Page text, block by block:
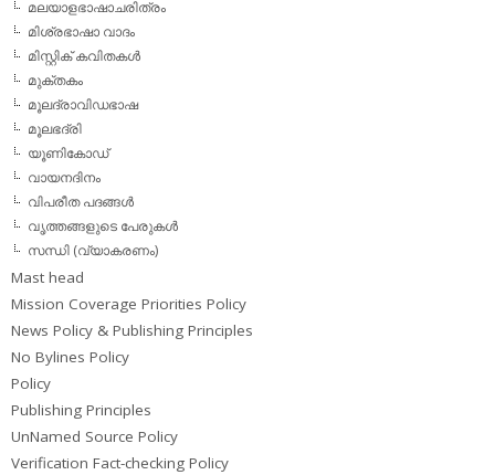
മലയാളഭാഷാചരിത്രം
മിശ്രഭാഷാ വാദം
മിസ്റ്റിക് കവിതകള്‍
മുക്തകം
മൂലദ്രാവിഡഭാഷ
മൂലഭദ്രി
യൂണികോഡ്
വായനദിനം
വിപരീത പദങ്ങള്‍
വൃത്തങ്ങളുടെ പേരുകള്‍
സന്ധി (വ്യാകരണം)
Mast head
Mission Coverage Priorities Policy
News Policy & Publishing Principles
No Bylines Policy
Policy
Publishing Principles
UnNamed Source Policy
Verification Fact-checking Policy